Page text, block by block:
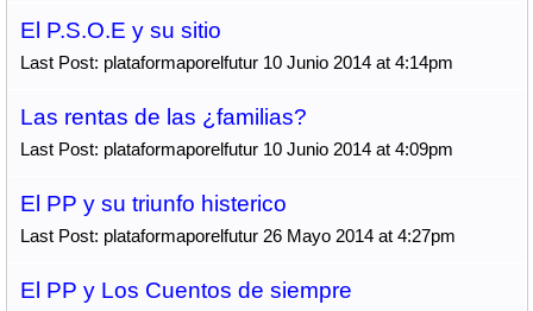
El P.S.O.E y su sitio
Last Post: plataformaporelfutur 10 Junio 2014 at 4:14pm
Las rentas de las ¿familias?
Last Post: plataformaporelfutur 10 Junio 2014 at 4:09pm
El PP y su triunfo histerico
Last Post: plataformaporelfutur 26 Mayo 2014 at 4:27pm
El PP y Los Cuentos de siempre